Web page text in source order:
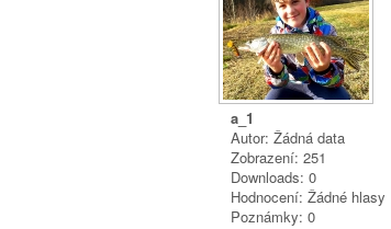
a_1
Autor: Žádná data
Zobrazení: 251
Downloads: 0
Hodnocení: Žádné hlasy
Poznámky: 0